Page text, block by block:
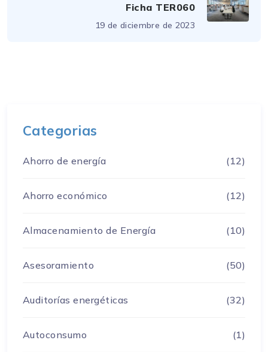
Ficha TER060
19 de diciembre de 2023
Categorias
Ahorro de energía (12)
Ahorro económico (12)
Almacenamiento de Energía (10)
Asesoramiento (50)
Auditorías energéticas (32)
Autoconsumo (1)